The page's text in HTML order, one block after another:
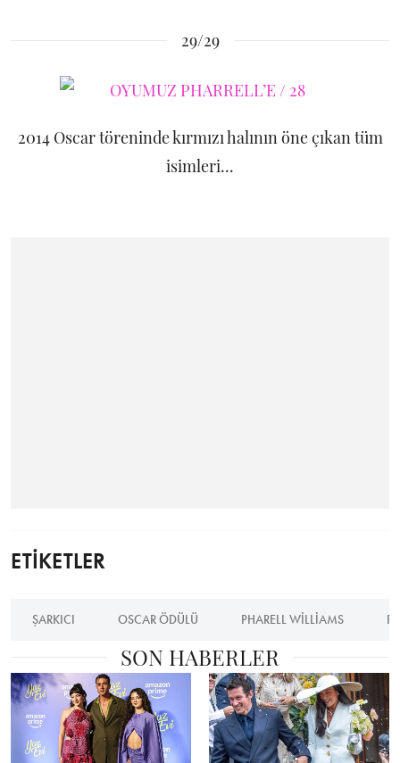
29/29
2014 Oscar töreninde kırmızı halının öne çıkan tüm
isimleri...
ETİKETLER
ŞARKICI OSCAR ÖDÜLÜ PHARELL WILLIAMS
SON HABERLER